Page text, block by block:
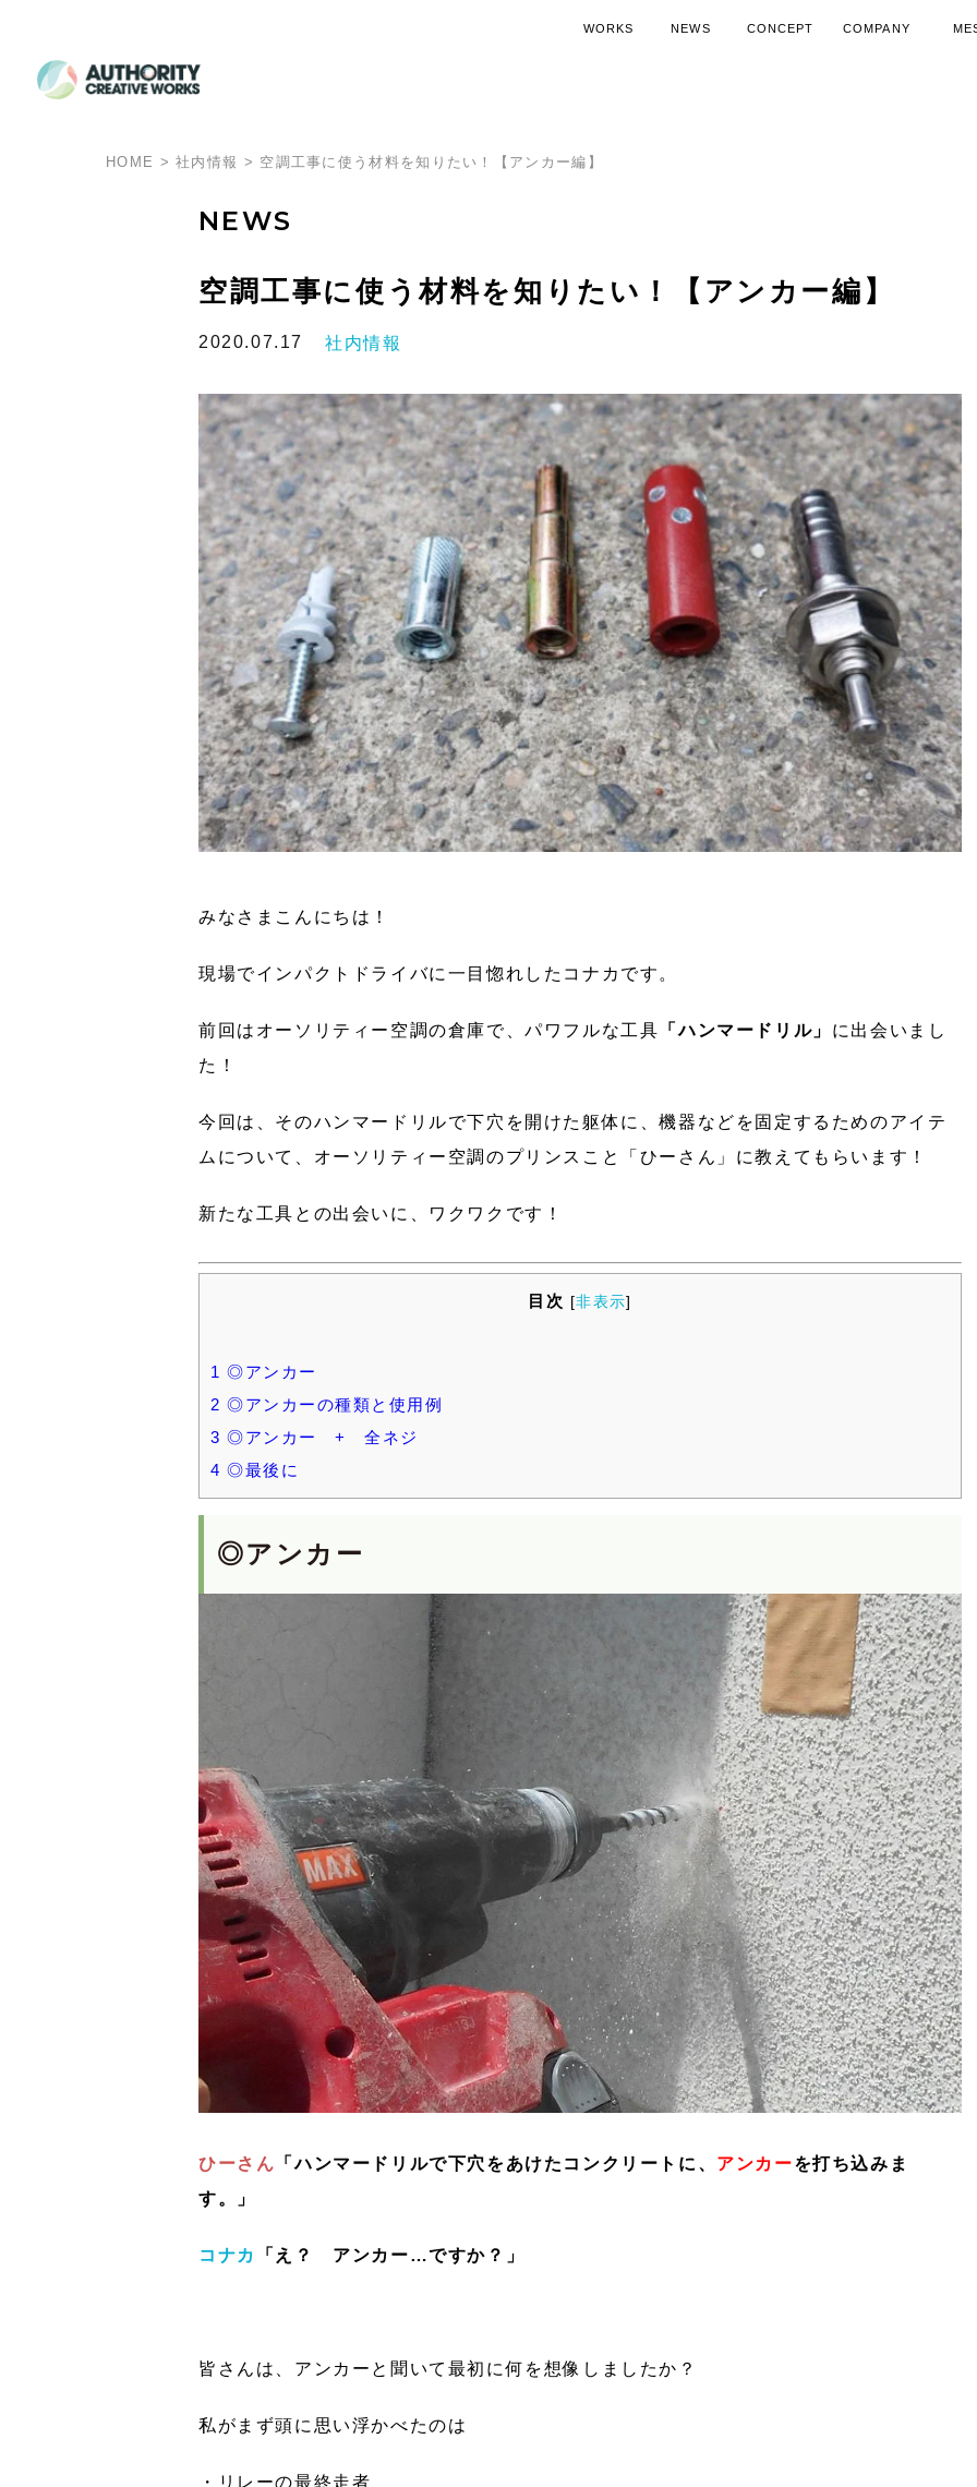
WORKS
NEWS
CONCEPT
COMPANY
HOME >社内情報 > 空調工事に使う材料を知りたい！【アンカー編】
NEWS
空調工事に使う材料を知りたい！【アンカー編】
2020.07.17 社内情報
みなさまこんにちは！
現場でインパクトドライバに一目惚れしたコナカです。
前回はオーソリティー空調の倉庫で、パワフルな工具 「ハンマードリル」 に出会いまし
た！
今回は、そのハンマードリルで下穴を開けた躯体に、機器などを固定するためのアイテ
ムについて、オーソリティー空調のプリンスこと「ひーさん」に教えてもらいます！
新たな工具との出会いに、ワクワクです！
目次 [非表示]
1 ◎アンカー
2 ◎アンカーの種類と使用例
3 ◎アンカー + 全ネジ
4 ◎最後に
◎アンカー
ひーさん 「ハンマードリルで下穴をあけたコンクリートに、 アンカーを打ち込みま
す。」
コナカ 「え？ アンカー…ですか？」
皆さんは、アンカーと聞いて最初に何を想像しましたか？
私がまず頭に思い浮かべたのは
・リレーの最終走者